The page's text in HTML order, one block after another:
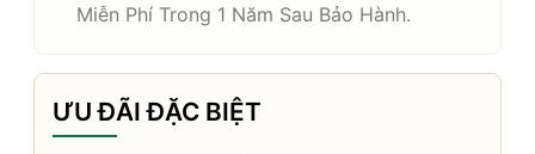
Miễn Phí Trong 1 Năm Sau Bảo Hành.
ƯU ĐÃI ĐẶC BIỆT